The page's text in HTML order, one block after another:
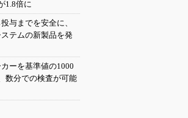
1.8倍に
与までを安全に、
テムの新製品を発
ーを基準値の1000
数分での検査が可能